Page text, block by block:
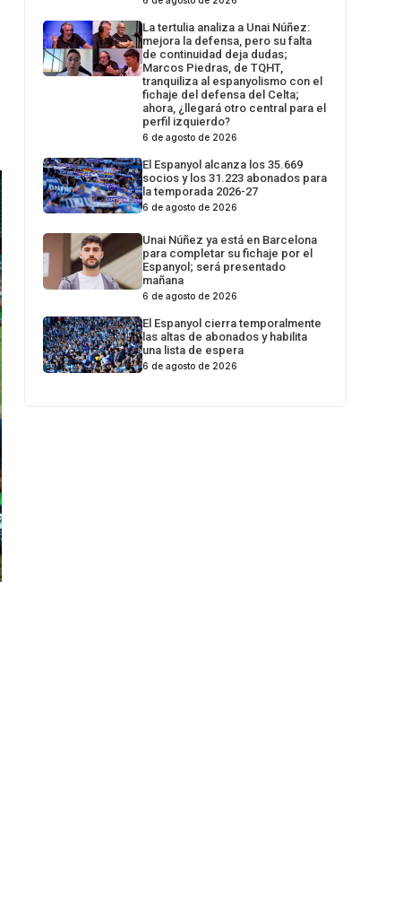
La tertulia analiza a Unai Núñez:
mejora la defensa, pero su falta
de continuidad deja dudas;
Marcos Piedras, de TQHT,
tranquiliza al espanyolismo con el
fichaje del defensa del Celta;
ahora, ¿llegará otro central para el
perfil izquierdo?
6 de agosto de 2026
El Espanyol alcanza los 35.669
socios y los 31.223 abonados para
la temporada 2026-27
6 de agosto de 2026
Unai Núñez ya está en Barcelona
para completar su fichaje por el
Espanyol; será presentado
mañana
6 de agosto de 2026
El Espanyol cierra temporalmente
las altas de abonados y habilita
una lista de espera
6 de agosto de 2026